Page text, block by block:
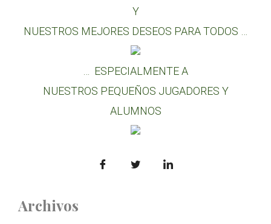
Y
NUESTROS MEJORES DESEOS PARA TODOS …
… ESPECIALMENTE A
NUESTROS PEQUEÑOS JUGADORES Y
ALUMNOS
Archivos